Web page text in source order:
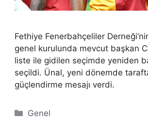
Fethiye Fenerbahçeliler
genel kurulunda mevcut başkan
liste ile gidilen seçimde yeniden
seçildi. Ünal, yeni dönemde
güçlendirme mesajı verdi.
Kategoriler
Genel